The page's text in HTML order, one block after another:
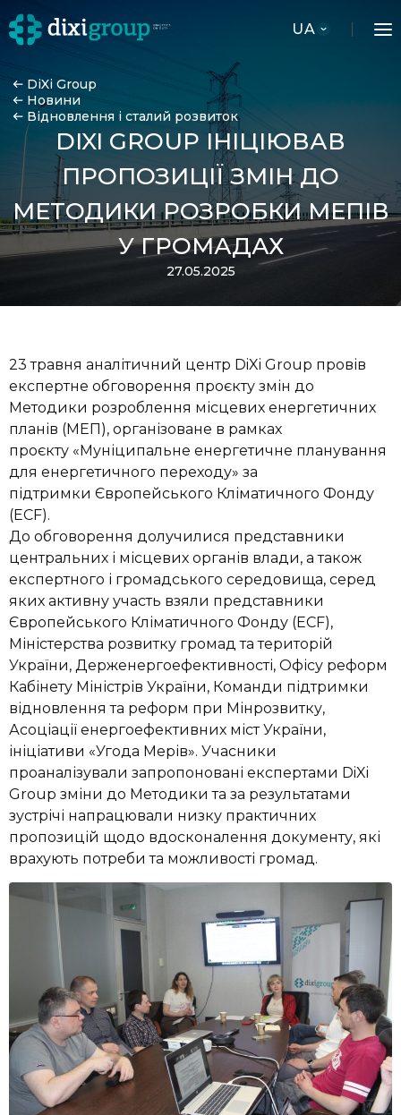
UA
DiXi Group
Новини
Відновлення і сталий розвиток
DIXI GROUP ІНІЦІЮВАВ
ПРОПОЗИЦІЇ ЗМІН ДО
МЕТОДИКИ РОЗРОБКИ МЕПІВ
У ГРОМАДАХ
27.05.2025
23 травня аналітичний центр DiXi Group провів
експертне обговорення проєкту змін до
Методики розроблення місцевих енергетичних
планів (МЕП), організоване в рамках
проєкту «Муніципальне енергетичне планування
для енергетичного переходу» за
підтримки Європейського Кліматичного Фонду
(ECF).
До обговорення долучилися представники
центральних і місцевих органів влади, а також
експертного і громадського середовища, серед
яких активну участь взяли представники
Європейського Кліматичного Фонду (ECF),
Міністерства розвитку громад та територій
України, Держенергоефективності, Офісу реформ
Кабінету Міністрів України, Команди підтримки
відновлення та реформ при Мінрозвитку,
Асоціації енергоефективних міст України,
ініціативи «Угода Мерів». Учасники
проаналізували запропоновані експертами DiXi
Group зміни до Методики та за результатами
зустрічі напрацювали низку практичних
пропозицій щодо вдосконалення документу, які
врахують потреби та можливості громад.